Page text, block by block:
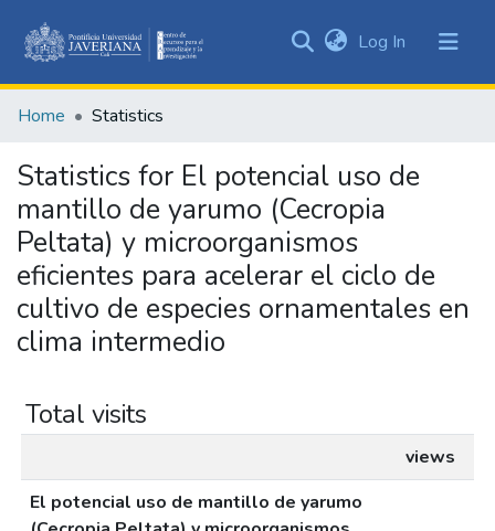
&
All of DSpace
Log In (current)
Home Statistics
Statistics for El potencial uso de
mantillo de yarumo (Cecropia
Peltata) y microorganismos
eficientes para acelerar el ciclo de
cultivo de especies ornamentales en
clima intermedio
Total visits
views
El potencial uso de mantillo de yarumo